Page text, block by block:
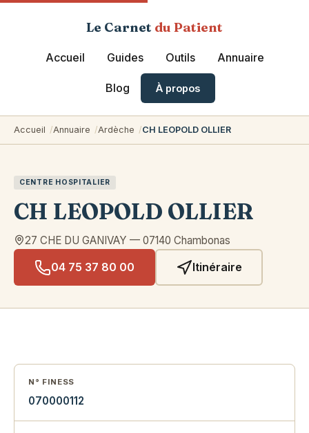
Le Carnet du Patient
Accueil Guides Outils Annuaire
Blog À propos
Accueil Annuaire Ardèche CH LEOPOLD OLLIER
CENTRE HOSPITALIER
CH LEOPOLD OLLIER
27 CHE DU GANIVAY — 07140 Chambonas
04 75 37 80 00 Itinéraire
N° FINESS
070000112